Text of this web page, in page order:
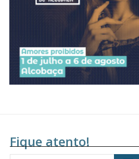
Escolha o plano
Fique atento!